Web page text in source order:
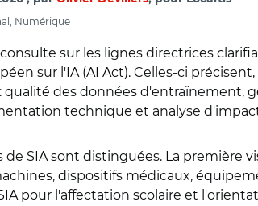
Numérique
sur les lignes directrices
sur l'IA (AI Act). Celles-ci
qualité des données d'entraînement,
technique et analyse
de SIA sont distinguées. La première
dispositifs médicaux,
pour l'affectation scolaire et